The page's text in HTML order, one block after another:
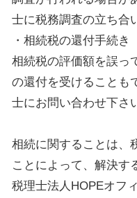
士に税務調査の立ち合
・相続税の還付手続き
相続税の評価額を誤っ
の還付を受けることも
士にお問い合わせ下さ
相続に関することは、
ことによって、解決す
税理士法人HOPEオフ